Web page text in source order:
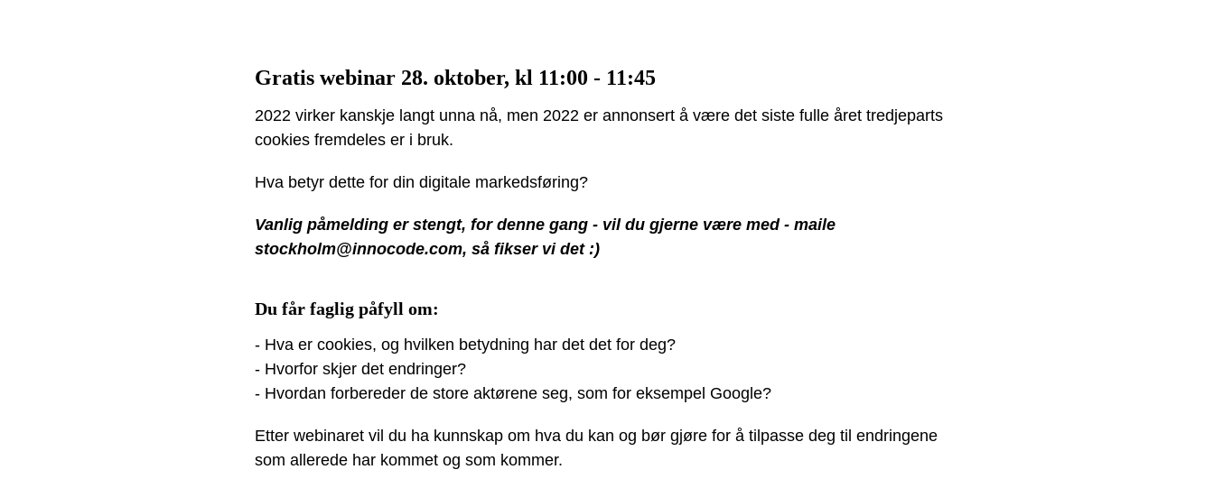
Gratis webinar 28. oktober, kl 11:00 - 11:45
2022 virker kanskje langt unna nå, men 2022 er annonsert å være det siste fulle året tredjeparts
cookies fremdeles er i bruk.
Hva betyr dette for din digitale markedsføring?
Vanlig påmelding er stengt, for denne gang - vil du gjerne være med - maile
stockholm@innocode.com, så fikser vi det :)
Du får faglig påfyll om:
- Hva er cookies, og hvilken betydning har det det for deg?
- Hvorfor skjer det endringer?
- Hvordan forbereder de store aktørene seg, som for eksempel Google?
Etter webinaret vil du ha kunnskap om hva du kan og bør gjøre for å tilpasse deg til endringene
som allerede har kommet og som kommer.